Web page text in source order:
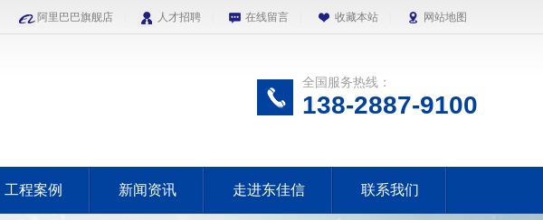
阿里巴巴旗舰店 人才招聘 在线留言 收藏本站 网站地图
全国服务热线：
138-2887-9100
工程案例 新闻资讯 走进东佳信 联系我们